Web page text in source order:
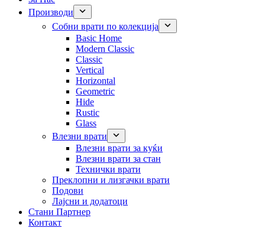
Производи
Собни врати по колекција
Basic Home
Modern Classic
Classic
Vertical
Horizontal
Geometric
Hide
Rustic
Glass
Влезни врати
Влезни врати за куќи
Влезни врати за стан
Технички врати
Преклопни и лизгачки врати
Подови
Лајсни и додатоци
Стани Партнер
Контакт